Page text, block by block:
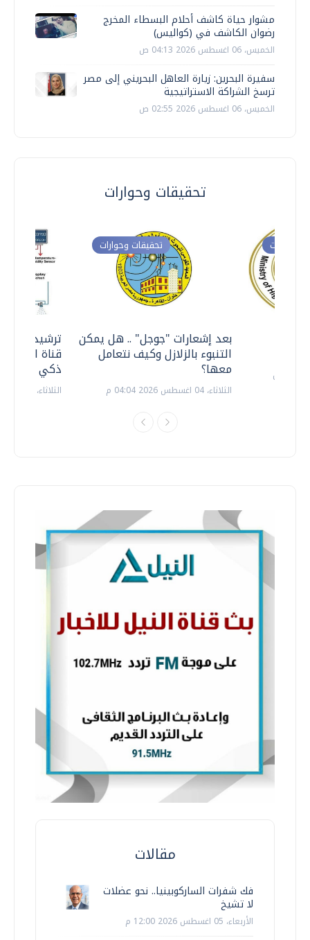
مشوار حياة كاشف أحلام البسطاء المخرج
رضوان الكاشف في (كواليس)
الخميس، 06 اغسطس 2026 04:13 ص
سفيرة البحرين: زيارة العاهل البحريني إلى مصر
ترسخ الشراكة الاستراتيجية
الخميس، 06 اغسطس 2026 02:55 ص
تحقيقات وحوارات
ترشيدا
قناة
ذكي
الثلاثاء، 14 يوليو 2026 06:11 م
تحقيقات وحوارات
بعد إشعارات "جوجل" .. هل يمكن
التنبوء بالزلازل وكيف نتعامل
معها؟
الثلاثاء، 04 اغسطس 2026 04:04 م
وحوارات
مقالات
فك شفرات الساركوبينيا.. نحو عضلات
لا تشيخ
الأربعاء، 05 اغسطس 2026 12:00 م